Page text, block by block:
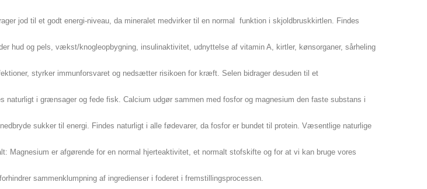
jod til et godt energi-niveau, da mineralet medvirker til en normal funktion i skjoldbruskkirtlen. Findes
hud og pels, vækst/knogleopbygning, insulinaktivitet, udnyttelse af vitamin A, kirtler, kønsorganer, sårheling
styrker immunforsvaret og nedsætter risikoen for kræft. Selen bidrager desuden til et
i grænsager og fede fisk. Calcium udgør sammen med fosfor og magnesium den faste substans i
sukker til energi. Findes naturligt i alle fødevarer, da fosfor er bundet til protein. Væsentlige naturlige
Magnesium er afgørende for en normal hjerteaktivitet, et normalt stofskifte og for at vi kan bruge vores
sammenklumpning af ingredienser i foderet i fremstillingsprocessen.